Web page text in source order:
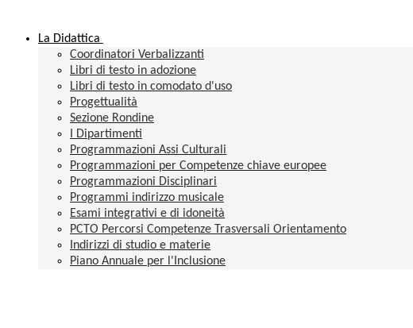
La Didattica
Coordinatori Verbalizzanti
Libri di testo in adozione
Libri di testo in comodato d'uso
Progettualità
Sezione Rondine
I Dipartimenti
Programmazioni Assi Culturali
Programmazioni per Competenze chiave europee
Programmazioni Disciplinari
Programmi indirizzo musicale
Esami integrativi e di idoneità
PCTO Percorsi Competenze Trasversali Orientamento
Indirizzi di studio e materie
Piano Annuale per l'Inclusione